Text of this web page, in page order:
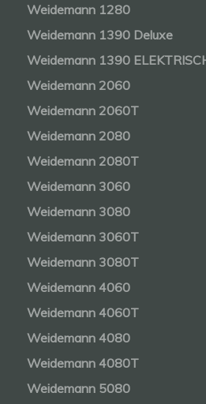
Weidemann 1280
Weidemann 1390 Deluxe
Weidemann 1390
Weidemann 2060
Weidemann 2060T
Weidemann 2080
Weidemann 2080T
Weidemann 3060
Weidemann 3080
Weidemann 3060T
Weidemann 3080T
Weidemann 4060
Weidemann 4060T
Weidemann 4080
Weidemann 4080T
Weidemann 5080